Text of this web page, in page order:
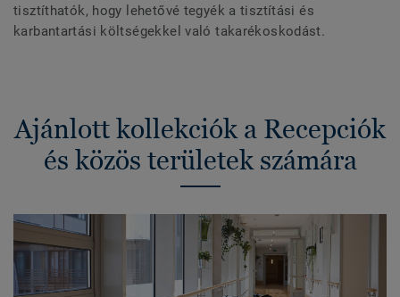
tisztíthatók, hogy lehetővé tegyék a tisztítási és
karbantartási költségekkel való takarékoskodást.
Ajánlott kollekciók a Recepciók
és közös területek számára